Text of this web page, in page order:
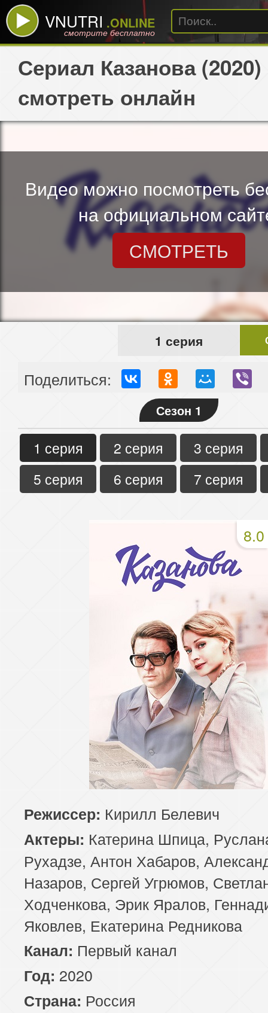
VNUTRI .ONLINE
смотрите бесплатно
Сериал Казанова (2020)
смотреть онлайн
Видео можно посмотреть
на официальном
СМОТРЕТЬ
1 серия
Поделиться:
Сезон 1
1 серия 2 серия
3 серия
5 серия
6 серия 7 серия
8.0
Режиссер: Кирилл Белевич
Актеры: Катерина Шпица,
Рухадзе, Антон Хабаров,
Назаров, Сергей Угрюмов,
Ходченкова, Эрик Яралов,
Яковлев, Екатерина Редникова
Канал: Первый канал
Год: 2020
Страна: Россия